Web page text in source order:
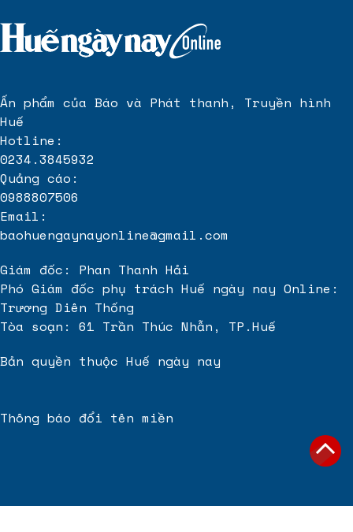
Khóa cửa thông minh Laffer
Ấn phẩm của Báo và Phát thanh, Truyền hình
Huế
Hotline:
0234.3845932
Quảng cáo:
0988807506
Email:
baohuengaynayonline@gmail.com
Giám đốc: Phan Thanh Hải
Phó Giám đốc phụ trách Huế ngày nay Online:
Trương Diên Thống
Tòa soạn: 61 Trần Thúc Nhẫn, TP.Huế
Bản quyền thuộc Huế ngày nay
Thông báo đổi tên miền